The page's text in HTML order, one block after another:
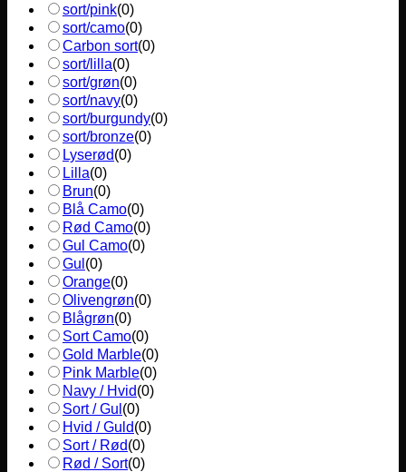
sort/pink(0)
sort/camo(0)
Carbon sort(0)
sort/lilla(0)
sort/grøn(0)
sort/navy(0)
sort/burgundy(0)
sort/bronze(0)
Lyserød(0)
Lilla(0)
Brun(0)
Blå Camo(0)
Rød Camo(0)
Gul Camo(0)
Gul (0)
Orange(0)
Olivengrøn(0)
Blågrøn(0)
Sort Camo(0)
Gold Marble(0)
Pink Marble(0)
Navy / Hvid(0)
Sort / Gul (0)
Hvid / Guld(0)
Sort / Rød(0)
Rød / Sort(0)